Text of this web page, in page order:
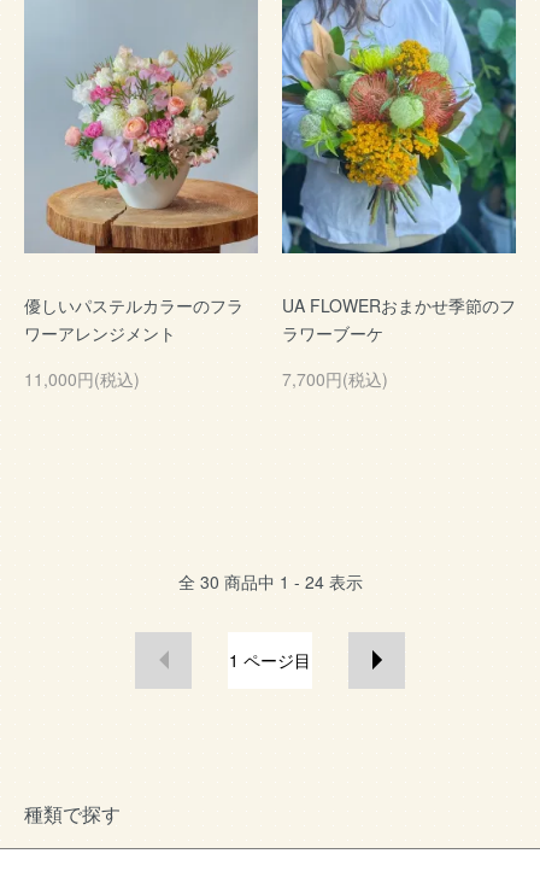
優しいパステルカラーのフラ
ワーアレンジメント
11,000円(税込)
UA FLOWERおまかせ季節のフ
ラワーブーケ
7,700円(税込)
全 30 商品中 1 - 24 表示
1 ページ目
種類で探す